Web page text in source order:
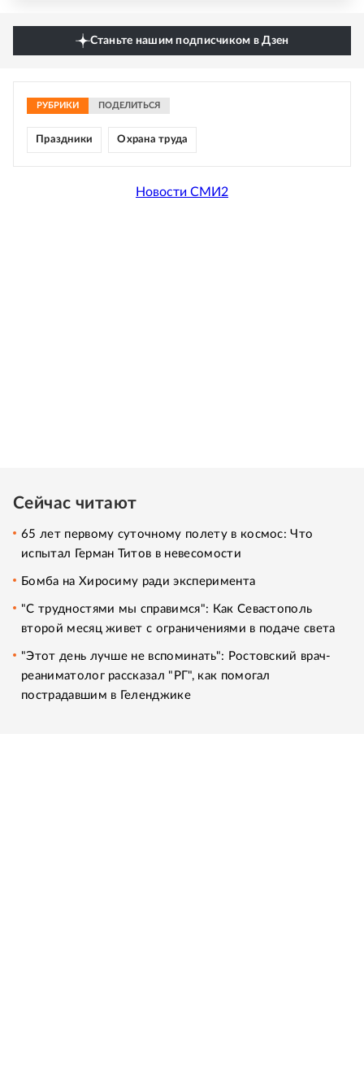
Станьте нашим подписчиком в Дзен
РУБРИКИ ПОДЕЛИТЬСЯ
Праздники Охрана труда
Новости СМИ2
Сейчас читают
65 лет первому суточному полету в космос: Что
испытал Герман Титов в невесомости
Бомба на Хиросиму ради эксперимента
"С трудностями мы справимся": Как Севастополь
второй месяц живет с ограничениями в подаче света
"Этот день лучше не вспоминать": Ростовский врач-
реаниматолог рассказал "РГ", как помогал
пострадавшим в Геленджике